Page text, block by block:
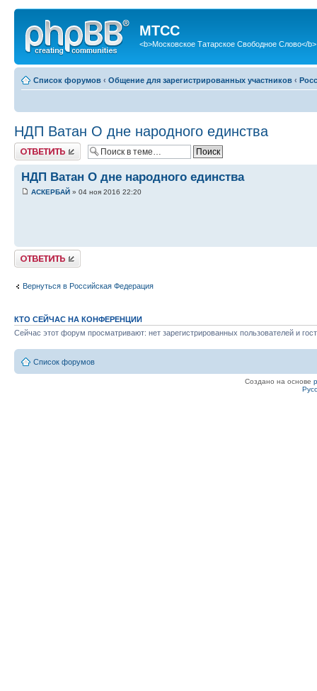
МТСС
<b>Московское Татарское Свободное Слово</b>
Список форумов ‹ Общение для зарегистрированных участников ‹
НДП Ватан О дне народного единства
Ответить
НДП Ватан О дне народного единства
АСКЕРБАЙ » 04 ноя 2016 22:20
Ответить
Вернуться в Российская Федерация
КТО СЕЙЧАС НА КОНФЕРЕНЦИИ
Сейчас этот форум просматривают: нет зарегистрированных пользователей и
Список форумов
Создано на основе